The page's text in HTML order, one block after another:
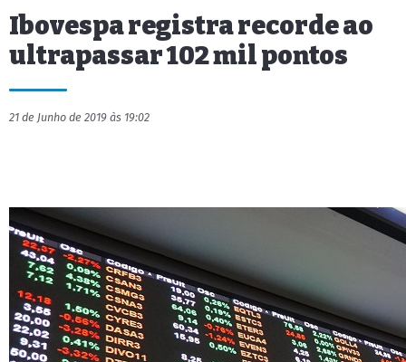
Ibovespa registra recorde ao
ultrapassar 102 mil pontos
21 de Junho de 2019 às 19:02